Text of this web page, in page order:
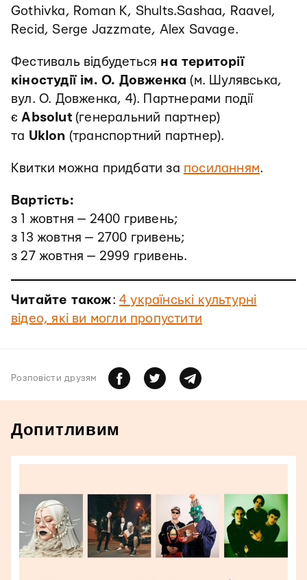
Gothivka, Roman K, Shults.Sashaa, Raavel,
Recid, Serge Jazzmate, Alex Savage.
Фестиваль відбудеться на території
кіностудії ім. О. Довженка (м. Шулявська,
вул. О. Довженка, 4). Партнерами події
єAbsolut(генеральний партнер)
та Uklon (транспортний партнер).
Квитки можна придбати за посиланням.
Вартість:
з 1 жовтня — 2400 гривень;
з 13 жовтня — 2700 гривень;
з 27 жовтня — 2999 гривень.
Читайте також:4 українські культурні
відео, які ви могли пропустити
Розповiсти друзям
Допитливим